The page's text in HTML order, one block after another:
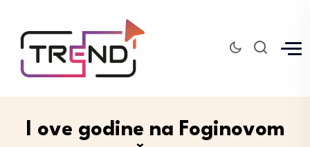
I ove godine na Foginovom